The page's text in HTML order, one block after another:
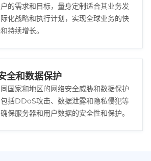
的需求和目标，量身定制适合其业务发
化战略和执行计划，实现全球业务的快
持续增长。
全和数据保护
国家和地区的网络安全威胁和数据保护
括DDoS攻击、数据泄露和隐私侵犯等
保服务器和用户数据的安全性和保护。